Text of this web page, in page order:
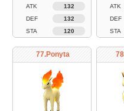
ATK
132
DEF
132
STA
120
ATK
DEF
STA
77.Ponyta